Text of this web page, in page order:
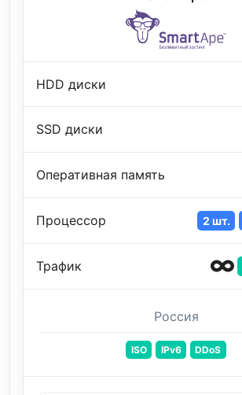
HDD диски
SSD диски
Оперативная память
Процессор 2 шт.
Трафик
Россия
ISO IPv6 DDoS